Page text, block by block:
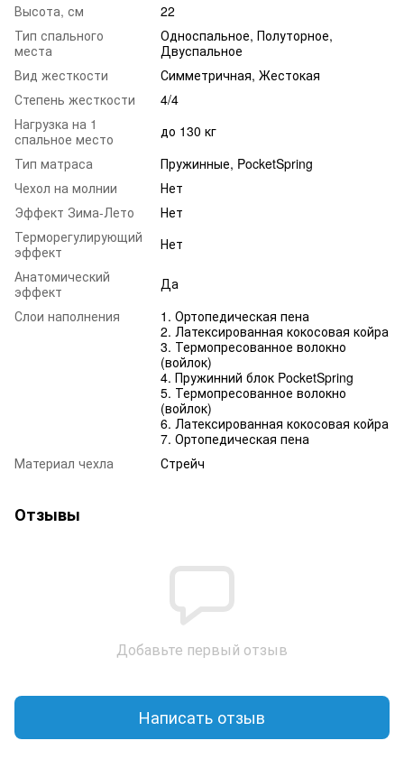
Высота, см
22
Тип спального
места
Односпальное, Полуторное,
Двуспальное
Вид жесткости
Симметричная, Жестокая
Степень жесткости
4/4
Нагрузка на 1
спальное место
до 130 кг
Тип матраса
Пружинные, PocketSpring
Чехол на молнии
Нет
Эффект Зима-Лето
Нет
Терморегулирующий
эффект
Нет
Анатомический
эффект
Да
Слои наполнения
1. Ортопедическая пена
2. Латексированная кокосовая койра
3. Термопресованное волокно
(войлок)
4. Пружинний блок PocketSpring
5. Термопресованное волокно
(войлок)
6. Латексированная кокосовая койра
7. Ортопедическая пена
Материал чехла
Стрейч
Отзывы
Добавьте первый отзыв
Написать отзыв